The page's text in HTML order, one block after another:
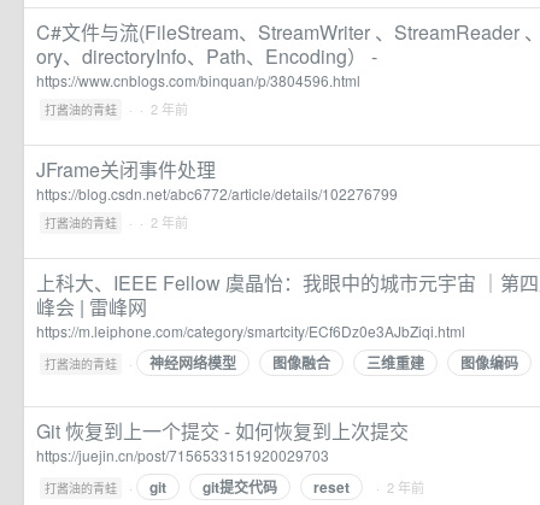
C#文件与流(FileStream、StreamWriter 、StreamReader
ory、directoryInfo、Path、Encoding） -
https://www.cnblogs.com/binquan/p/3804596.html
打酱油的青蛙 · · 2 年前
JFrame关闭事件处理
https://blog.csdn.net/abc6772/article/details/102276799
打酱油的青蛙 · · 2 年前
上科大、IEEE Fellow 虞晶怡：我眼中的城市元宇宙 ｜第
峰会 | 雷峰网
https://m.leiphone.com/category/smartcity/ECf6Dz0e3AJbZiqi.html
打酱油的青蛙 · 神经网络模型 图像融合 三维重建 图像编码
Git 恢复到上一个提交 - 如何恢复到上次提交
https://juejin.cn/post/7156533151920029703
打酱油的青蛙 · git git提交代码 reset · 2 年前